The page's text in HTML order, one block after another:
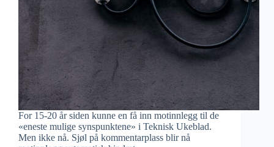
For 15-20 år siden kunne en få inn motinnlegg til de
«eneste mulige synspunktene» i Teknisk Ukeblad.
Men ikke nå. Sjøl på kommentarplass blir nå